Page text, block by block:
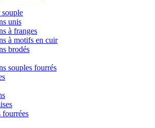
souple
unis
à franges
à motifs en cuir
brodés
souples fourrés
fourrées